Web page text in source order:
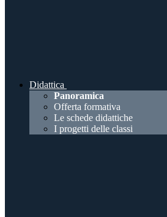
Didattica
Panoramica
Offerta formativa
Le schede didattiche
I progetti delle classi